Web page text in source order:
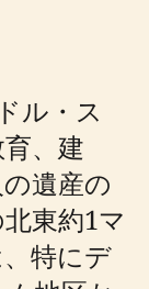
ル・ス
、建
遺産の
東約1マ
特にデ